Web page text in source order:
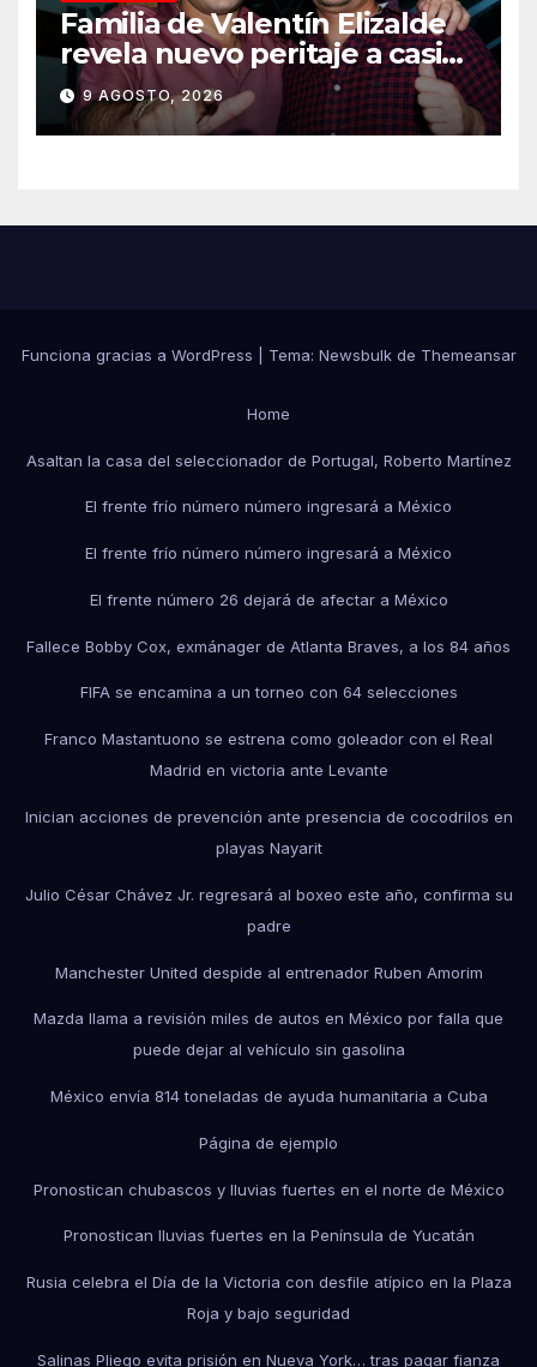
Familia de Valentín Elizalde
revela nuevo peritaje a casi
20 años de su homîcîdîo
9 AGOSTO, 2026
Funciona gracias a WordPress Tema: Newsbulkde Themeansar
Home
Asaltan la casa del seleccionador de Portugal, Roberto Martínez
El frente frío número número ingresará a México
El frente frío número número ingresará a México
El frente número 26 dejará de afectar a México
Fallece Bobby Cox, exmánager de Atlanta Braves, a los 84 años
FIFA se encamina a un torneo con 64 selecciones
Franco Mastantuono se estrena como goleador con el Real
Madrid en victoria ante Levante
Inician acciones de prevención ante presencia de cocodrilos en
playas Nayarit
Julio César Chávez Jr. regresará al boxeo este año, confirma su
padre
Manchester United despide al entrenador Ruben Amorim
Mazda llama a revisión miles de autos en México por falla que
puede dejar al vehículo sin gasolina
México envía 814 toneladas de ayuda humanitaria a Cuba
Página de ejemplo
Pronostican chubascos y lluvias fuertes en el norte de México
Pronostican lluvias fuertes en la Península de Yucatán
Rusia celebra el Día de la Victoria con desfile atípico en la Plaza
Roja y bajo seguridad
Salinas Pliego evita prisión en Nueva York… tras pagar fianza